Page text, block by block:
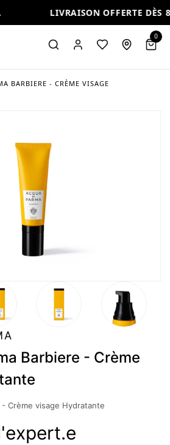
LIVRAISON OFFERTE DÈS
0
BARBIERE - CRÈME VISAGE
Barbiere - Crème
- Crème visage Hydratante